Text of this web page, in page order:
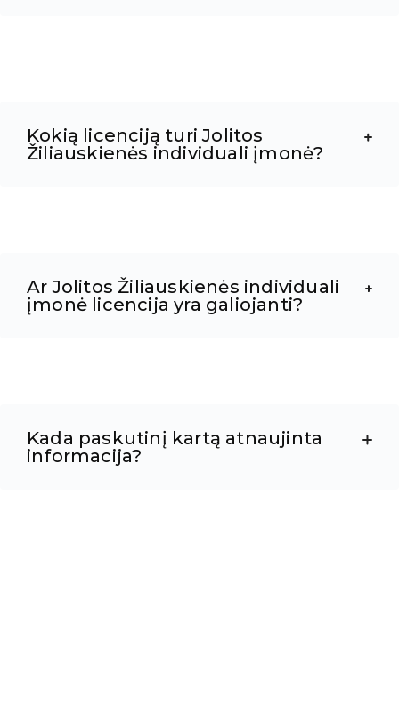
Kokią licenciją turi Jolitos
Žiliauskienės individuali įmonė?
Ar Jolitos Žiliauskienės individuali
įmonė licencija yra galiojanti?
Kada paskutinį kartą atnaujinta
informacija?